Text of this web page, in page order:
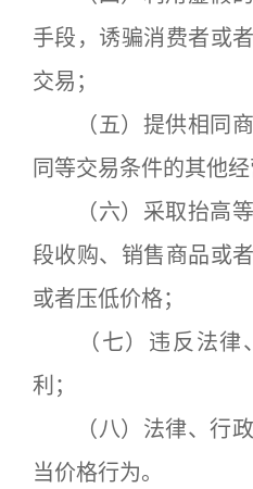
手段，诱骗消费者或
交易；
（五）提供相同商
同等交易条件的其他
（六）采取抬高等
段收购、销售商品或
或者压低价格；
（七）违反法律
利；
（八）法律、行政
当价格行为。